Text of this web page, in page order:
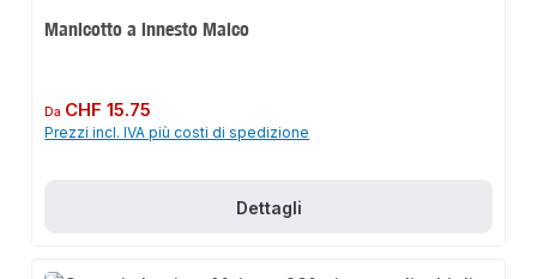
Manicotto a innesto Maico
Prezzo normale:
Da CHF 15.75
Prezzi incl. IVA più costi di spedizione
Dettagli